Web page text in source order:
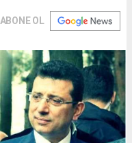
ABONE OL